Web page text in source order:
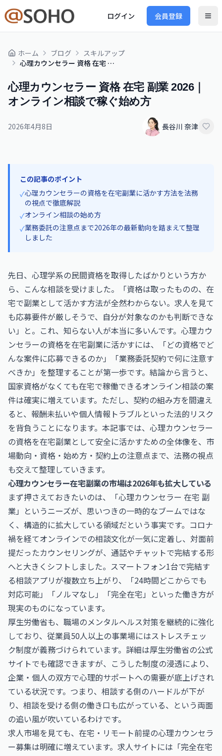
ログイン 会員登録
ホーム ブログ
スキルアップ
心理カウンセラー 資格 在宅 副業 2026｜オンライン相談で稼ぐ始め方
心理カウンセラー 資格 在宅 副業 2026｜
オンライン相談で稼ぐ始め方
2026年4月8日 長谷川 奈津
この記事のポイント
✓心理カウンセラーの資格を在宅副業に活かす方法を法務
の視点で徹底解説
✓オンライン相談の始め方
✓業務委託の注意点まで2026年の最新動向を踏まえて整理
しました
先日、心理学系の民間資格を取得したばかりという方か
ら、こんな相談を受けました。「資格は取ったものの、在
宅で副業として活かす方法が全然わからない。求人を見て
も応募要件が厳しそうで、自分が対象なのかも判断できな
い」と。これ、知らない人が本当に多いんです。心理カウ
ンセラーの資格を在宅副業に活かすには、「どの資格でど
んな案件に応募できるのか」「業務委託契約で何に注意す
べきか」を整理することが第一歩です。結論から言うと、
国家資格がなくても在宅で稼働できるオンライン相談の案
件は確実に増えています。ただし、契約の組み方を間違え
ると、報酬未払いや個人情報トラブルといった法的リスク
を背負うことになります。本記事では、心理カウンセラー
の資格を在宅副業として安全に活かすための全体像を、市
場動向・資格・始め方・契約上の注意点まで、法務の視点
も交えて整理していきます。
心理カウンセラー在宅副業の市場は2026年も拡大している
まず押さえておきたいのは、「心理カウンセラー 在宅 副
業」というニーズが、思いつきの一時的なブームではな
く、構造的に拡大している領域だという事実です。コロナ
禍を経てオンラインでの相談文化が一気に定着し、対面前
提だったカウンセリングが、通話やチャットで完結する形
へと大きくシフトしました。スマートフォン1台で完結す
る相談アプリが複数立ち上がり、「24時間どこからでも
対応可能」「ノルマなし」「完全在宅」といった働き方が
現実のものになっています。
厚生労働省も、職場のメンタルヘルス対策を継続的に強化
しており、従業員50人以上の事業場にはストレスチェッ
ク制度が義務づけられています。詳細は厚生労働省の公式
サイトでも確認できますが、こうした制度の浸透により、
企業・個人の双方で心理的サポートへの需要が底上げされ
ている状況です。つまり、相談する側のハードルが下が
り、相談を受ける側の働き口も広がっている、という両面
の追い風が吹いているわけです。
求人市場を見ても、在宅・リモート前提の心理カウンセラ
ー募集は明確に増えています。求人サイトには「完全在宅